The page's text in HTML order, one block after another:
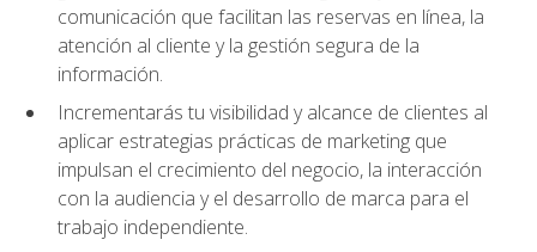
comunicación que facilitan las reservas en línea, la
atención al cliente y la gestión segura de la
información.
Incrementarás tu visibilidad y alcance de clientes al
aplicar estrategias prácticas de marketing que
impulsan el crecimiento del negocio, la interacción
con la audiencia y el desarrollo de marca para el
trabajo independiente.